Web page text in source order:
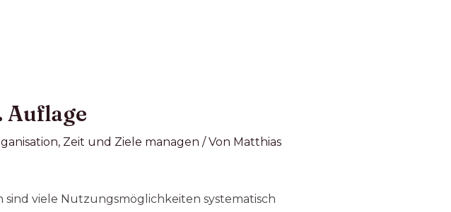
Auflage
, Zeit und Ziele managen / Von Matthias
sind viele Nutzungsmöglichkeiten systematisch